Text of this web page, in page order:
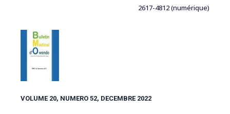
2617-4812 (numérique)
VOLUME 20, NUMERO 52, DECEMBRE 2022